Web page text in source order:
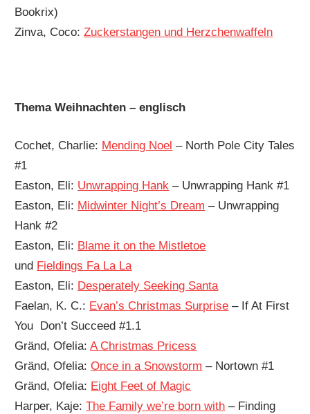
Bookrix)
Zinva, Coco:Zuckerstangen und Herzchenwaffeln
Thema Weihnachten – englisch
Cochet, Charlie: Mending Noel – North Pole City Tales
#1
Easton, Eli: Unwrapping Hank – Unwrapping Hank #1
Easton, Eli: Midwinter Night’s Dream – Unwrapping
Hank #2
Easton, Eli: Blame it on the Mistletoe
und Fieldings Fa La La
Easton, Eli: Desperately Seeking Santa
Faelan, K. C.: Evan’s Christmas Surprise – If At First
You Don’t Succeed #1.1
Gränd, Ofelia:A Christmas Pricess
Gränd, Ofelia:Once in a Snowstorm – Nortown #1
Gränd, Ofelia: Eight Feet of Magic
Harper, Kaje:The Family we’re born with – Finding